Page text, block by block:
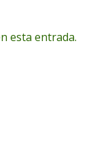
esta entrada.